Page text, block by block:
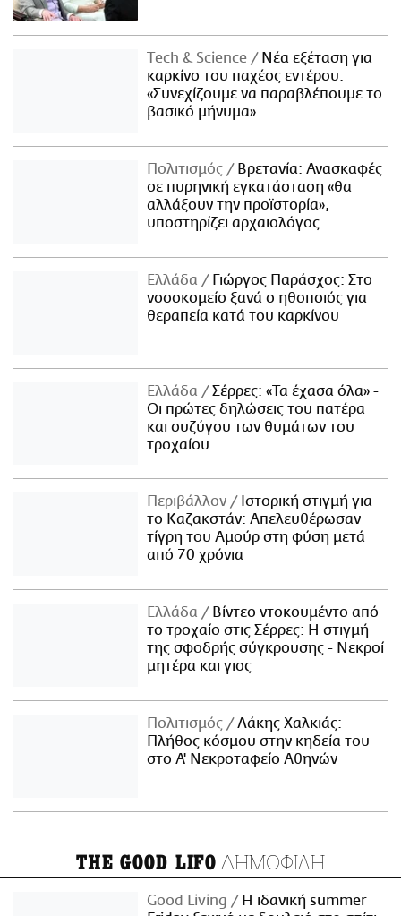
Τech & Science
Νέα εξέταση για
καρκίνο του παχέος εντέρου:
«Συνεχίζουμε να παραβλέπουμε το
βασικό μήνυμα»
Πολιτισμός
Βρετανία: Ανασκαφές
σε πυρηνική εγκατάσταση «θα
αλλάξουν την προϊστορία»,
υποστηρίζει αρχαιολόγος
Ελλάδα
Γιώργος Παράσχος: Στο
νοσοκομείο ξανά ο ηθοποιός για
θεραπεία κατά του καρκίνου
Ελλάδα
Σέρρες: «Τα έχασα όλα» -
Οι πρώτες δηλώσεις του πατέρα
και συζύγου των θυμάτων του
τροχαίου
Περιβάλλον
Ιστορική στιγμή για
το Καζακστάν: Απελευθέρωσαν
τίγρη του Αμούρ στη φύση μετά
από 70 χρόνια
Ελλάδα
Βίντεο ντοκουμέντο από
το τροχαίο στις Σέρρες: Η στιγμή
της σφοδρής σύγκρουσης - Νεκροί
μητέρα και γιος
Πολιτισμός
Λάκης Χαλκιάς:
Πλήθος κόσμου στην κηδεία του
στο Α' Νεκροταφείο Αθηνών
THE GOOD LIFO ΔΗΜΟΦΙΛΗ
Good Living
Η ιδανική summer